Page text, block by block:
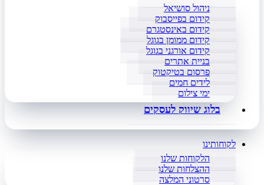
ניהול סושיאל
קידום בפייסבוק
קידום באינסטגרם
קידום ממומן בגוגל
קידום אורגני בגוגל
בניית אתרים
פרסום בטיקטוק
לידים חמים
ימי צילום
בלוג שיווק לעסקים
לקוחותינו
הלקוחות שלנו
ההצלחות שלנו
סרטוני המלצה